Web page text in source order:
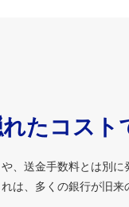
たコスト
、送金手数料とは別
は、多くの銀行が旧来